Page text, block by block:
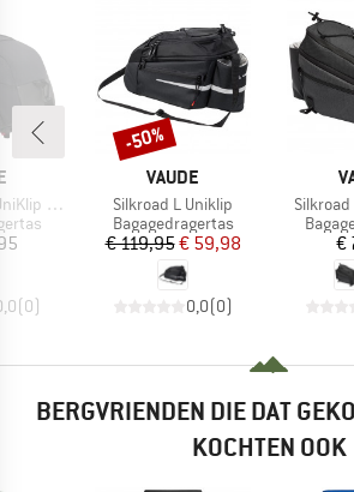
2.0)
(0)
MERK
VAUDE
Artikel
Silkroad L Uniklip
Productgroep
Bagagedragertas
Prijs
€ 119,95Verlaagde prijs
€ 59,98
0,0(0)
Korting
-50%
Artikel
€
BERGVRIENDEN DIE DAT
KOCHTEN OOK